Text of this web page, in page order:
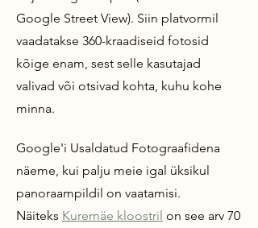
Google Street View). Siin platvormil
vaadatakse 360-kraadiseid fotosid
kõige enam, sest selle kasutajad
valivad või otsivad kohta, kuhu kohe
minna.
Google'i Usaldatud Fotograafidena
näeme, kui palju meie igal üksikul
panoraampildil on vaatamisi.
Näiteks Kuremäe kloostril on see arv 70